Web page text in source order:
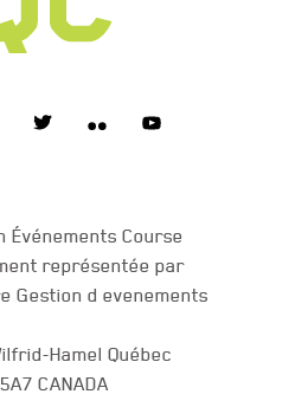
Événements Course
représentée par
Gestion d evenements
Hamel Québec
CANADA